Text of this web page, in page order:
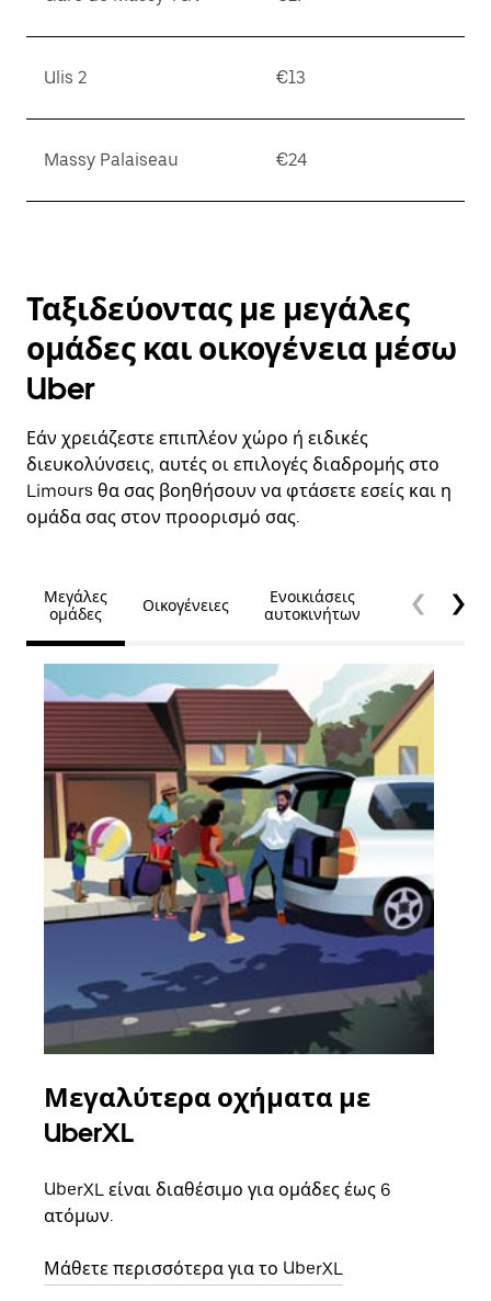
Ulis 2 €13
Massy Palaiseau €24
Ταξιδεύοντας με μεγάλες
ομάδες και οικογένεια μέσω
Uber
Εάν χρειάζεστε επιπλέον χώρο ή ειδικές
διευκολύνσεις, αυτές οι επιλογές διαδρομής στο
Limours θα σας βοηθήσουν να φτάσετε εσείς και η
ομάδα σας στον προορισμό σας.
Μεγάλες
ομάδες
Οικογένειες
Ενοικιάσεις
αυτοκινήτων
Μεγαλύτερα οχήματα με
UberXL
UberXL είναι διαθέσιμο για ομάδες έως 6
ατόμων.
Μάθετε περισσότερα για το UberXL